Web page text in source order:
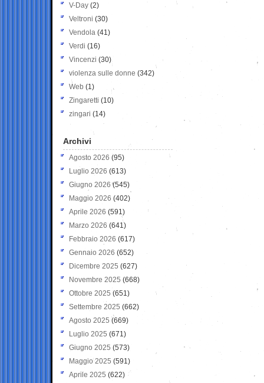
V-Day (2)
Veltroni (30)
Vendola (41)
Verdi (16)
Vincenzi (30)
violenza sulle donne (342)
Web (1)
Zingaretti (10)
zingari (14)
Archivi
Agosto 2026 (95)
Luglio 2026 (613)
Giugno 2026 (545)
Maggio 2026 (402)
Aprile 2026 (591)
Marzo 2026 (641)
Febbraio 2026 (617)
Gennaio 2026 (652)
Dicembre 2025 (627)
Novembre 2025 (668)
Ottobre 2025 (651)
Settembre 2025 (662)
Agosto 2025 (669)
Luglio 2025 (671)
Giugno 2025 (573)
Maggio 2025 (591)
Aprile 2025 (622)